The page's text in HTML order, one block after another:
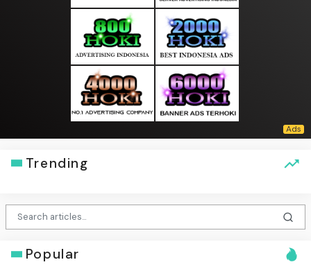
Trending
Popular